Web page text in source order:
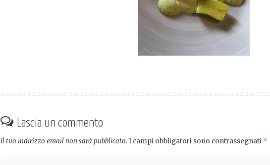
Lascia un commento
Il tuo indirizzo email non sarà pubblicato. I campi obbligatori sono contrassegnati *